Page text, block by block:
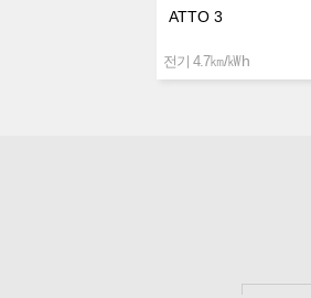
ATTO 3
전기 4.7㎞/㎾h